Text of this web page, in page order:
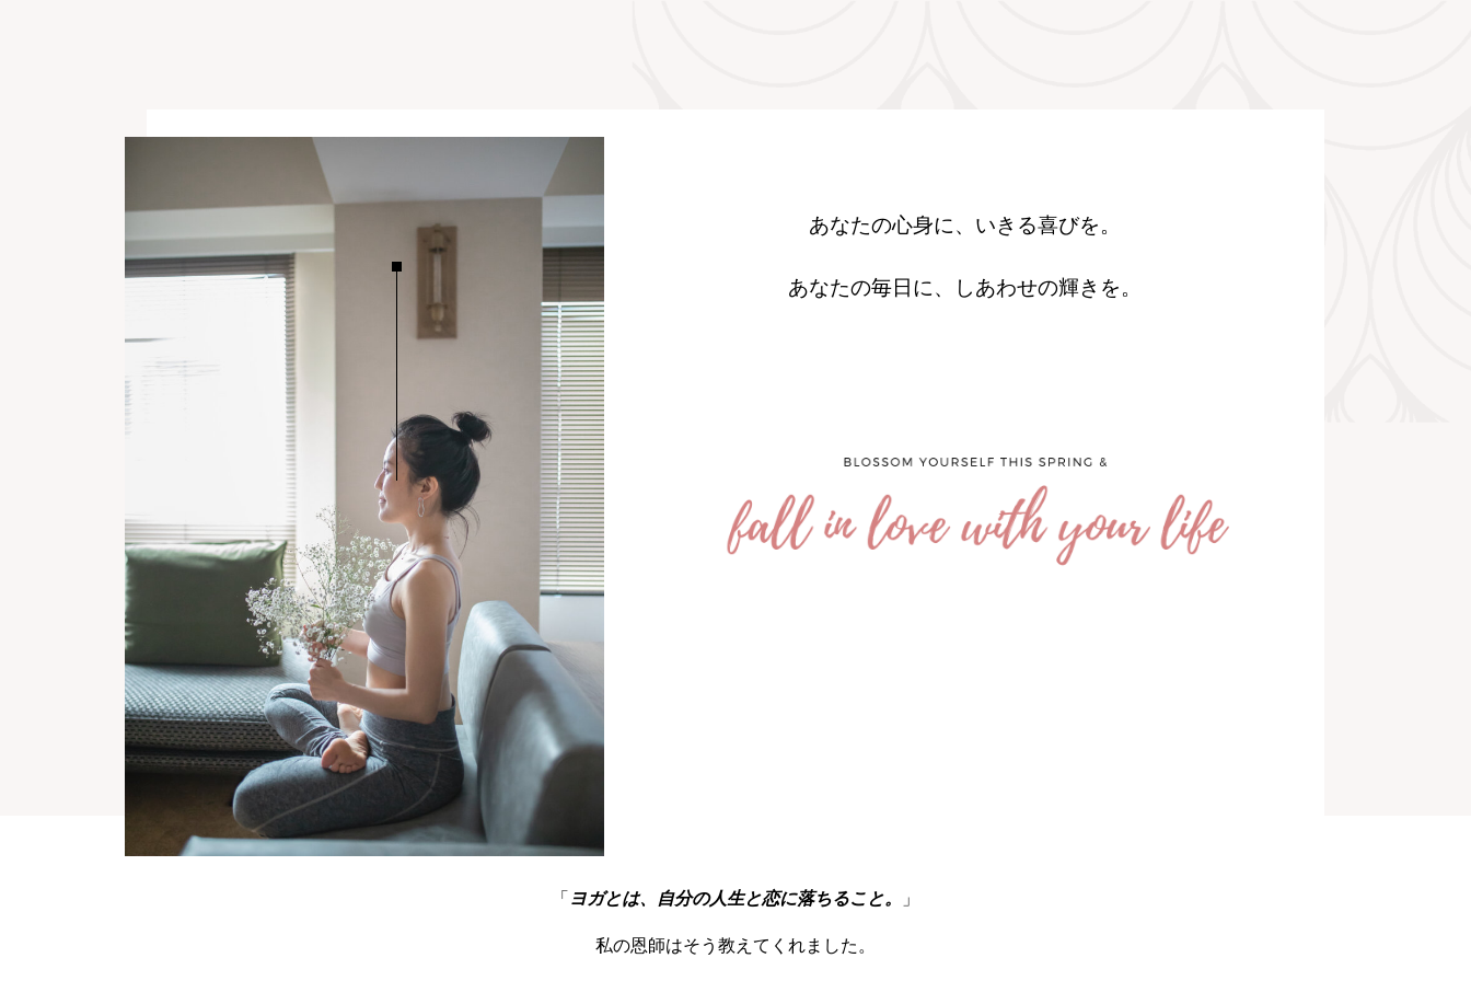
あなたの心身に、いきる喜びを。
あなたの毎日に、しあわせの輝きを。
「ヨガとは、自分の人生と恋に落ちること。 」
私の恩師はそう教えてくれました。